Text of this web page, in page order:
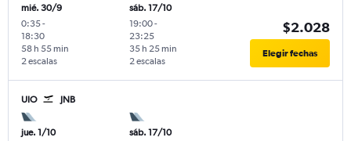
mié. 30/9
0:35-
18:30
2 escalas
58 h 55 min
sáb. 17/10
19:00-
23:25
2 escalas
35 h 25 min
$2.028
Elegir fechas
UIO JNB
jue. 1/10
sáb. 17/10